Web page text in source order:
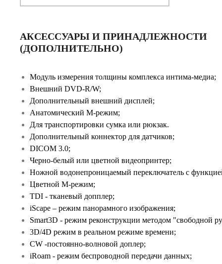
АКСЕССУАРЫ И ПРИНАДЛЕЖНОСТИ
(ДОПОЛНИТЕЛЬНО)
Модуль измерения толщины комплекса интима-медиа;
Внешний DVD-R/W;
Дополнительный внешний дисплей;
Анатомический М-режим;
Для транспортировки сумка или рюкзак.
Дополнительный коннектор для датчиков;
DICOM 3.0;
Черно-белый или цветной видеопринтер;
Ножной водонепроницаемый переключатель с
Цветной М-режим;
TDI - тканевый допплер;
iScape – режим панорамного изображения;
Smart3D - режим реконструкции методом "свободной
3D/4D режим в реальном режиме времени;
СW -постоянно-волновой доплер;
iRoam - режим беспроводной передачи данных;